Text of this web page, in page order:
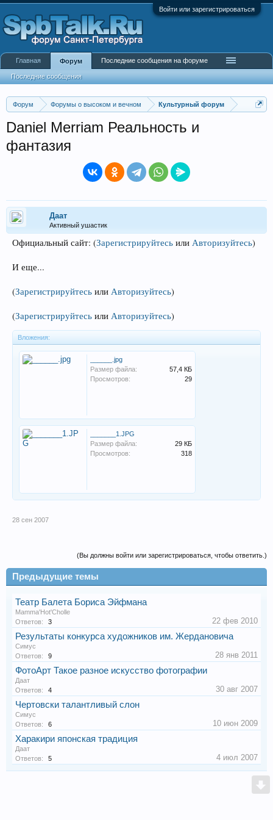
Войти или зарегистрироваться
Форум Форумы о высоком и вечном Культурный форум
Daniel Merriam Реальность и
фантазия
Даат
Активный ушастик
Официальный сайт: (Зарегистрируйтесь или Авторизуйтесь)
И еще...
(Зарегистрируйтесь или Авторизуйтесь)
(Зарегистрируйтесь или Авторизуйтесь)
Вложения:
______.jpg
Размер файла:
57,4 КБ
Просмотров:
29
_______1.JPG
Размер файла:
29 КБ
Просмотров:
318
28 сен 2007
(Вы должны войти или зарегистрироваться, чтобы ответить.)
Предыдущие темы
Театр Балета Бориса Эйфмана
Mamma'Hot'Cholle
Ответов:
3 22 фев 2010
Результаты конкурса художников им. Жердановича
Симус
Ответов:
9 28 янв 2011
ФотоАрт Такое разное искусство фотографии
Даат
Ответов:
4 30 авг 2007
Чертовски талантливый слон
Симус
Ответов:
6 10 июн 2009
Харакири японская традиция
Даат
Ответов:
5 4 июл 2007
Главная Форум
Последние сообщения
Последние сообщения на форуме